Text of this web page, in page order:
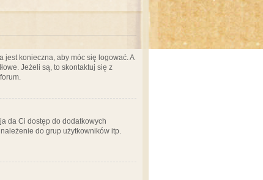
jest konieczna, aby móc się logować. A
Jeżeli są, to skontaktuj się z
da Ci dostęp do dodatkowych
do grup użytkowników itp.